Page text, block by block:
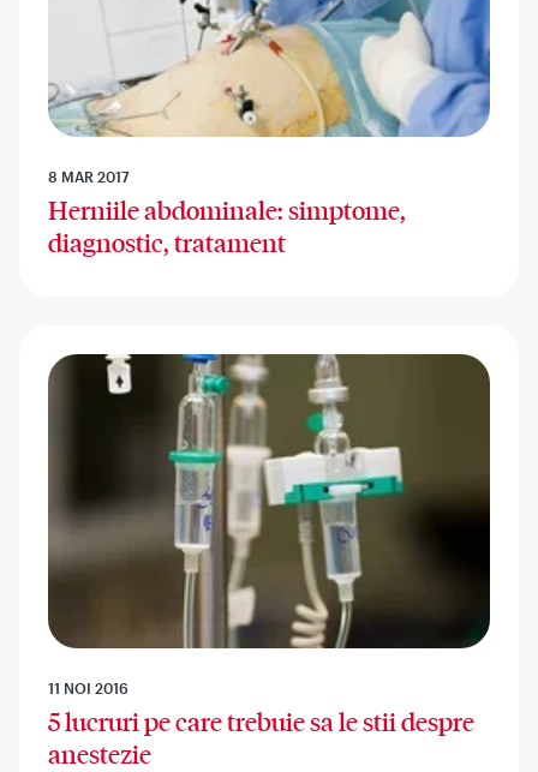
8 MAR 2017
Herniile abdominale: simptome,
diagnostic, tratament
11 NOI 2016
5 lucruri pe care trebuie sa le stii despre
anestezie